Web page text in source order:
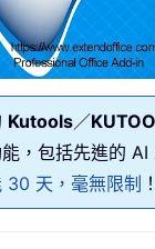
Kutools／
，包括先進的 AI
30 天，毫無限制 ！